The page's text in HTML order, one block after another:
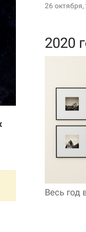
26 октября,
2020
Весь год